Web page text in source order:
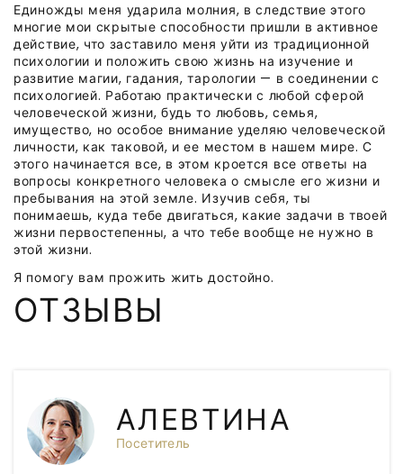
Единожды меня ударила молния, в следствие этого
многие мои скрытые способности пришли в активное
действие, что заставило меня уйти из традиционной
психологии и положить свою жизнь на изучение и
развитие магии, гадания, тарологии — в соединении с
психологией. Работаю практически с любой сферой
человеческой жизни, будь то любовь, семья,
имущество, но особое внимание уделяю человеческой
личности, как таковой, и ее местом в нашем мире. С
этого начинается все, в этом кроется все ответы на
вопросы конкретного человека о смысле его жизни и
пребывания на этой земле. Изучив себя, ты
понимаешь, куда тебе двигаться, какие задачи в твоей
жизни первостепенны, а что тебе вообще не нужно в
этой жизни.
Я помогу вам прожить жить достойно.
ОТЗЫВЫ
АЛЕВТИНА
Посетитель